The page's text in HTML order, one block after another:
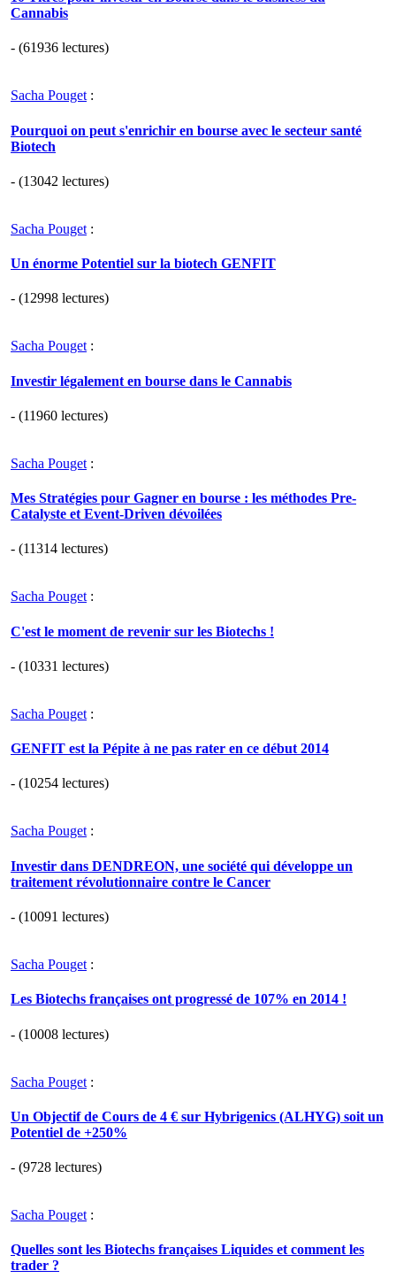
Cannabis
- (61936 lectures)
Sacha Pouget :
Pourquoi on peut s'enrichir en bourse avec le secteur santé
Biotech
- (13042 lectures)
Sacha Pouget :
Un énorme Potentiel sur la biotech GENFIT
- (12998 lectures)
Sacha Pouget :
Investir légalement en bourse dans le Cannabis
- (11960 lectures)
Sacha Pouget :
Mes Stratégies pour Gagner en bourse : les méthodes Pre-
Catalyste et Event-Driven dévoilées
- (11314 lectures)
Sacha Pouget :
C'est le moment de revenir sur les Biotechs !
- (10331 lectures)
Sacha Pouget :
GENFIT est la Pépite à ne pas rater en ce début 2014
- (10254 lectures)
Sacha Pouget:
Investir dans DENDREON, une société qui développe un
traitement révolutionnaire contre le Cancer
- (10091 lectures)
Sacha Pouget :
Les Biotechs françaises ont progressé de 107% en 2014 !
- (10008 lectures)
Sacha Pouget :
Un Objectif de Cours de 4 € sur Hybrigenics (ALHYG) soit un
Potentiel de +250%
- (9728 lectures)
Sacha Pouget :
Quelles sont les Biotechs françaises Liquides et comment les
trader ?